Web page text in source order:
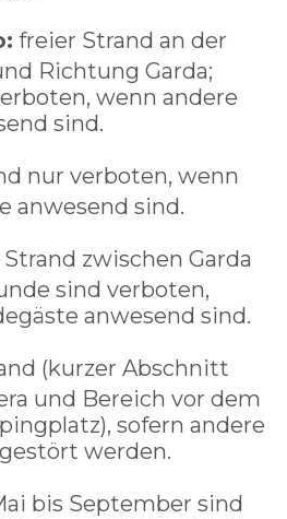
freier Strand an der
Richtung Garda;
wenn andere
sind.
nur verboten, wenn
anwesend sind.
zwischen Garda
sind verboten,
anwesend sind.
(kurzer Abschnitt
und Bereich vor dem
sofern andere
werden.
bis September sind